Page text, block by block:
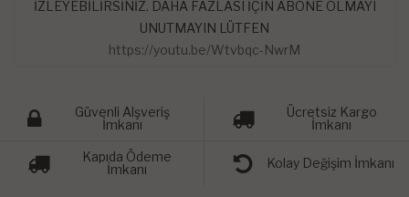
İZLEYEBİLİRSİNİZ. DAHA FAZLASI İÇİN ABONE OLMAYI
UNUTMAYIN LÜTFEN
https://youtu.be/Wtvbqc-NwrM
Güvenli Alşveriş
İmkanı
Ücretsiz Kargo
İmkanı
Kapıda Ödeme
İmkanı
Kolay Değişim İmkanı